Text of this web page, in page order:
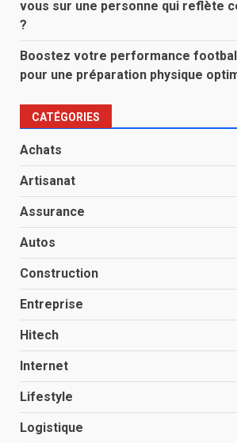
vous sur une personne qui reflète
?
Boostez votre performance
pour une préparation physique
CATÉGORIES
Achats
Artisanat
Assurance
Autos
Construction
Entreprise
Hitech
Internet
Lifestyle
Logistique